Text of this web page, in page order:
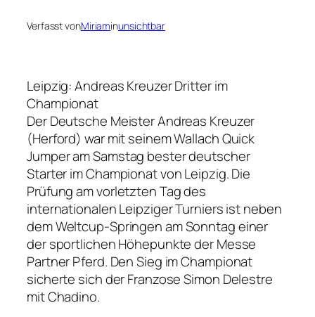
Verfasst vonMiriaminunsichtbar
Leipzig: Andreas Kreuzer Dritter im
Championat
Der Deutsche Meister Andreas Kreuzer
(Herford) war mit seinem Wallach Quick
Jumper am Samstag bester deutscher
Starter im Championat von Leipzig. Die
Prüfung am vorletzten Tag des
internationalen Leipziger Turniers ist neben
dem Weltcup-Springen am Sonntag einer
der sportlichen Höhepunkte der Messe
Partner Pferd. Den Sieg im Championat
sicherte sich der Franzose Simon Delestre
mit Chadino.